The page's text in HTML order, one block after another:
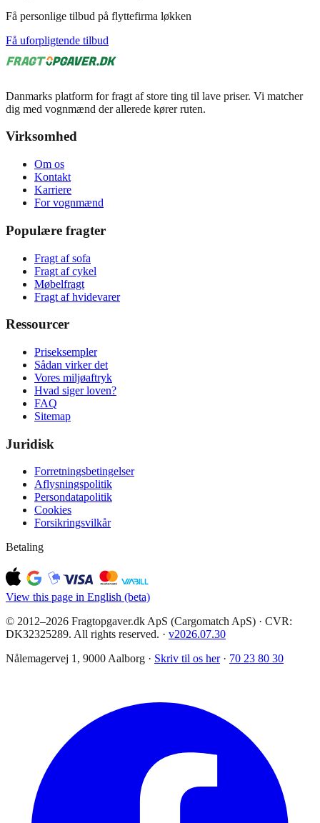
Få personlige tilbud på flyttefirma løkken
Få uforpligtende tilbud
Danmarks platform for fragt af store ting til lave priser. Vi matcher
dig med vognmænd der allerede kører ruten.
Virksomhed
Om os
Kontakt
Karriere
For vognmænd
Populære fragter
Fragt af sofa
Fragt af cykel
Møbelfragt
Fragt af hvidevarer
Ressourcer
Priseksempler
Sådan virker det
Vores miljøaftryk
Hvad siger loven?
FAQ
Sitemap
Juridisk
Forretningsbetingelser
Aflysningspolitik
Persondatapolitik
Cookies
Forsikringsvilkår
Betaling
View this page in English (beta)
© 2012–2026 Fragtopgaver.dk ApS (Cargomatch ApS) · CVR:
DK32325289. All rights reserved. · v2026.07.30
Nålemagervej 1, 9000 Aalborg · Skriv til os her · 70 23 80 30